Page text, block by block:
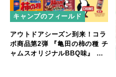
キャンプのフィールド
アウトドアシーズン到来！コラ
ボ商品第2弾 『亀田の柿の種 チ
ャムスオリジナルBBQ味』 期